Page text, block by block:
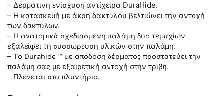
– Δερμάτινη ενίσχυση αντίχειρα DuraHide.
– Η κατασκευή με άκρη δακτύλου βελτιώνει την αντοχή
των δακτύλων.
– Η ανατομικά σχεδιασμένη παλάμη δύο τεμαχίων
εξαλείφει τη συσσώρευση υλικών στην παλάμη.
– Το Durahide ™ με απόδοση δέρματος προστατεύει την
παλάμη σας με εξαιρετική αντοχή στην τριβή.
– Πλένεται στο πλυντήριο.